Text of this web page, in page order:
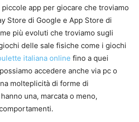
app per giocare che troviamo
Store di Google e App Store di
più evoluti che troviamo sugli
delle sale fisiche come i giochi
italiana online fino a quei
accedere anche via pc o
molteplicità di forme di
una, marcata o meno,